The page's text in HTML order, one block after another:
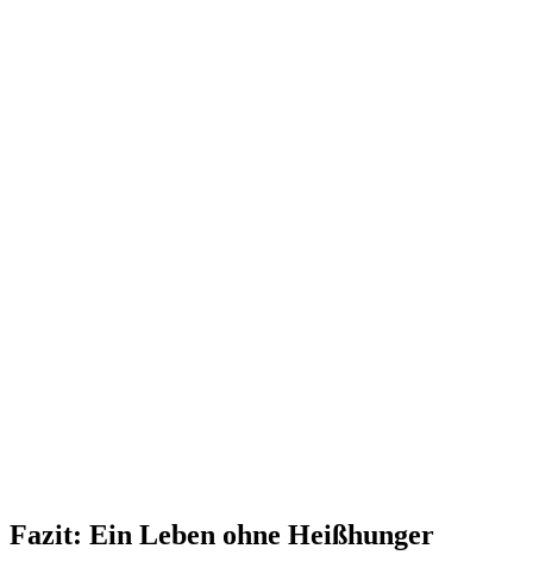
Fazit: Ein Leben ohne Heißhunger